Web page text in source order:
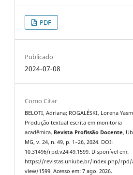
PDF
Publicado
2024-07-08
Como Citar
BELOTI, Adriana; ROGALÉSKI, Lorena
Produção textual escrita em monitoria
acadêmica. Revista Profissão Docente,
MG, v. 24, n. 49, p. 1–26, 2024. DOI:
10.31496/rpd.v24i49.1599. Disponível em:
https://revistas.uniube.br/index.php/rpd/
view/1599. Acesso em: 7 ago. 2026.